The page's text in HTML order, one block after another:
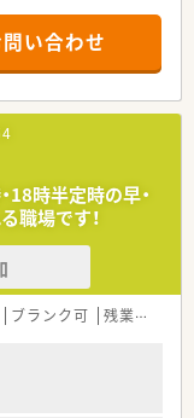
い合わせ
18時半定時の早・
職場です！
ブランク可 残業なし(ほぼなし含む)